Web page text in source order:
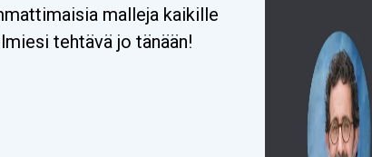
malleja kaikille
tehtävä jo tänään!